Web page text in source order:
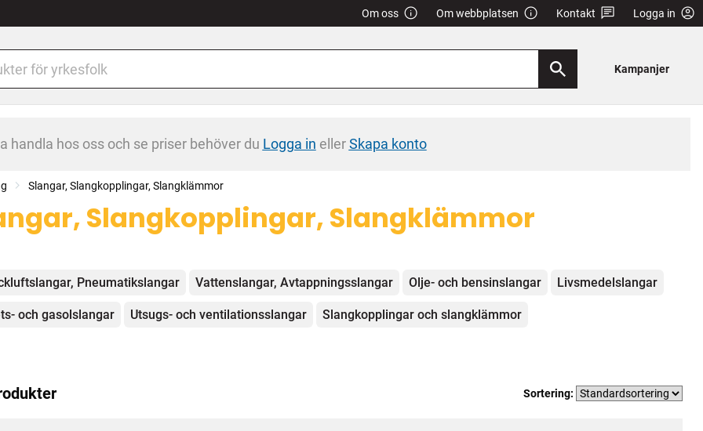
Om oss Om webbplatsen Kontakt Logga in
Kampanjer
handla hos oss och se priser behöver du Logga in ellerSkapa konto
Slangar, Slangkopplingar, Slangklämmor
Slangkopplingar, Slangklämmor
Pneumatikslangar Vattenslangar, Avtappningsslangar Olje- och bensinslangar Livsmedelslangar
och gasolslangar Utsugs- och ventilationsslangar Slangkopplingar och slangklämmor
Sortering: